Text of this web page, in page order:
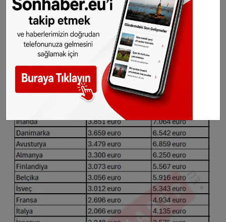
ortalama maaşın yüzde 100’ünü, diğeri ise
yarı zamanlı çalışarak yüzde 67’sini
kazanıyor.